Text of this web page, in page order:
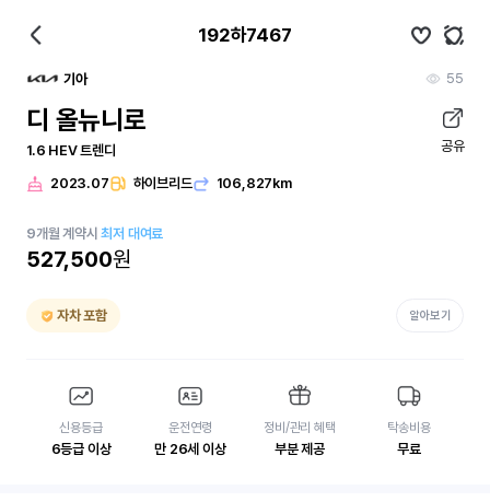
192하7467
기아 55
디 올뉴니로
1.6 HEV 트렌디 공유
2023.07 하이브리드 106,827km
9개월 계약시최저 대여료
527,500원
자차 포함 알아보기
신용등급
6등급 이상
운전연령
만 26세 이상
정비/관리 혜택
부분 제공
탁송비용
무료